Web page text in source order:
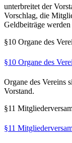
unterbreitet der
Vorschlag, die
Geldbeiträge
§10 Organe des
§10 Organe des
Organe des Vereins
Vorstand.
§11
§11